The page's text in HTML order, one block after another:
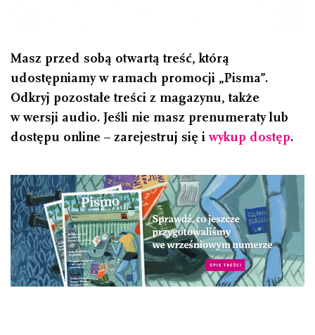
Masz przed sobą otwartą treść, którą
udostępniamy w ramach promocji „Pisma”.
Odkryj pozostałe treści z magazynu, także
w wersji audio. Jeśli nie masz prenumeraty lub
dostępu online – zarejestruj się i wykup dostęp.